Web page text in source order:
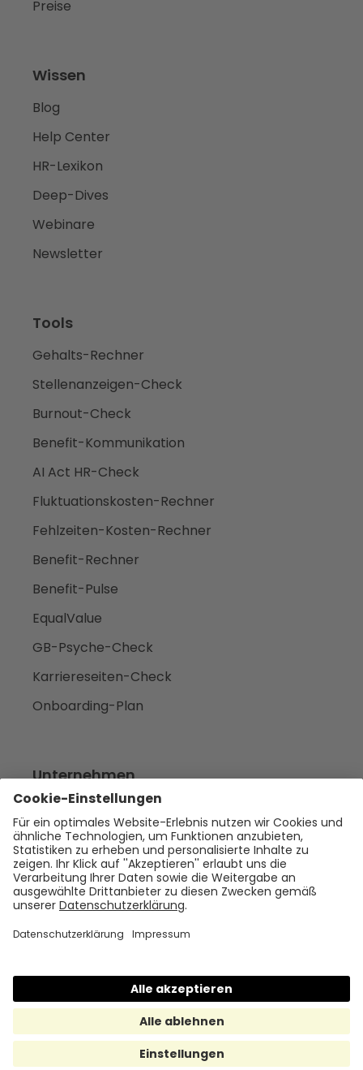
Preise
Wissen
Blog
Help Center
HR-Lexikon
Deep-Dives
Webinare
Newsletter
Tools
Gehalts-Rechner
Stellenanzeigen-Check
Burnout-Check
Benefit-Kommunikation
AI Act HR-Check
Fluktuationskosten-Rechner
Fehlzeiten-Kosten-Rechner
Benefit-Rechner
Benefit-Pulse
EqualValue
GB-Psyche-Check
Karriereseiten-Check
Onboarding-Plan
Unternehmen
Empfehlen
Über uns
Presse
Karriere
Rechtliches
Datenschutz